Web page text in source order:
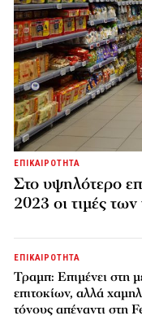
ΕΠΙΚΑΙΡΟΤΗΤΑ
Στο υψηλότερο
2023 οι τιμές
ΕΠΙΚΑΙΡΟΤΗΤΑ
Τραμπ: Επιμένει στη
επιτοκίων, αλλά
τόνους απέναντι στη